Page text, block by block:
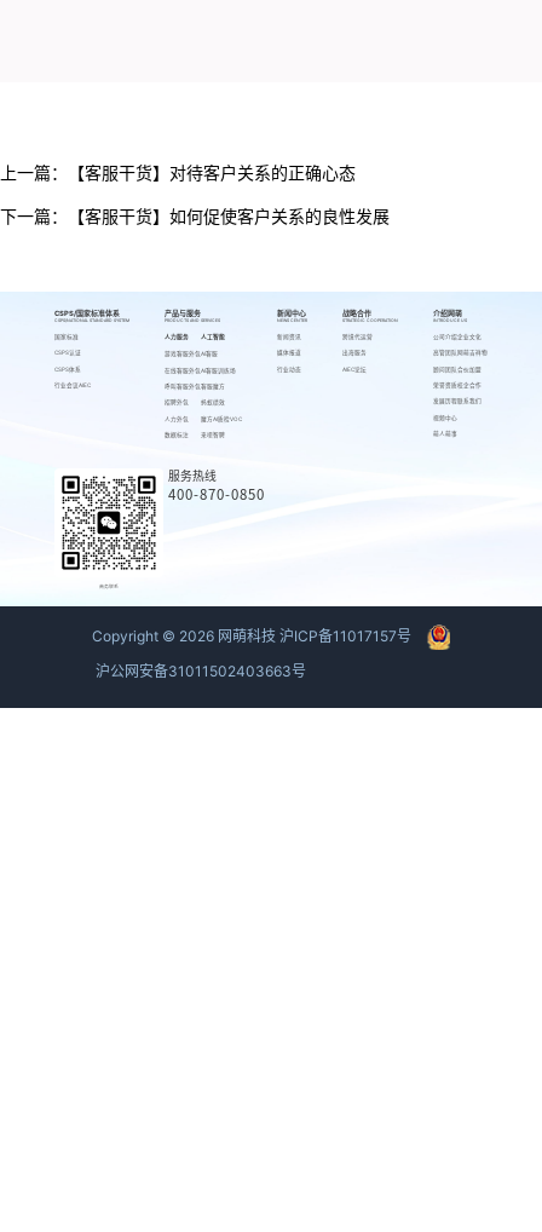
上一篇： 【客服干货】对待客户关系的正确心态
下一篇： 【客服干货】如何促使客户关系的良性发展
CSPS/国家标准体系
CSPS/NATIONAL STANDARD SYSTEM
国家标准
CSPS认证
CSPS体系
行业会议AIEC
产品与服务
PRODUCTS AND SERVICES
人力服务
游戏客服外包
在线客服外包
呼叫客服外包
招聘外包
人力外包
数据标注
人工智能
AI客服
AI客服训练场
客服魔方
蚂蚁绩效
魔方AI质检VOC
来呗智聘
新闻中心
NEWS CENTER
新闻资讯
媒体报道
行业动态
战略合作
STRATEGIC COOPERATION
跨境代运营
出海服务
AIEC论坛
介绍网萌
INTRODUCE US
公司介绍
高管团队
顾问团队
荣誉资质
发展历程
视频中心
萌人萌事
企业文化
网萌吉祥物
合伙加盟
校企合作
联系我们
商务联系
服务热线
400-870-0850
Copyright © 2026 网萌科技 沪ICP备11017157号
沪公网安备31011502403663号